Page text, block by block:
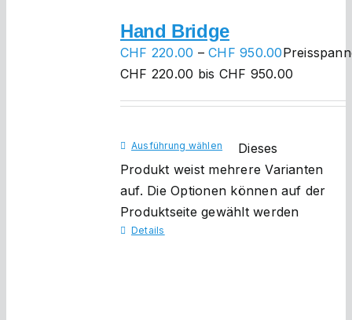
Hand Bridge
CHF 220.00 –CHF 950.00
CHF 220.00 bis CHF 950.00
Ausführung wählen
Dieses
Produkt weist mehrere Varianten
auf. Die Optionen können auf der
Produktseite gewählt werden
Details